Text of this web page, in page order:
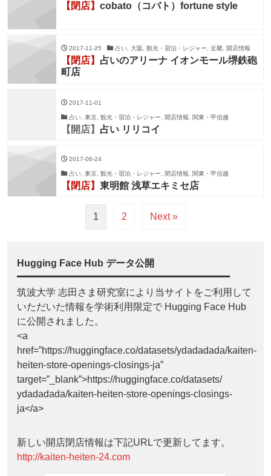
【閉店】 cobato（コバト）fortune style
2017-11-25 占い, 大阪, 観光・宿泊・レジャー, 近畿, 開店情報
【閉店】 占いのアリーナ イオンモール堺鉄砲
町店
2017-11-01
占い, 東京, 観光・宿泊・レジャー, 開店情報, 関東・甲信越
【開店】 占い リリコイ
2017-06-24
占い, 東京, 観光・宿泊・レジャー, 閉店情報, 関東・甲信越
【閉店】 東明館 浅草エキミセ店
1 2 Next »
Hugging Face Hub データ公開
筑波大学 志田さま研究室により当サイトをご利用して
いただいた情報を学術利用限定で Hugging Face Hub
に公開されました。
<a
href=”https://huggingface.co/datasets/ydadadada/kaiten-
heiten-store-openings-closings-ja”
target=”_blank”>https://huggingface.co/datasets/
ydadadada/kaiten-heiten-store-openings-closings-
ja</a>
新しい開店閉店情報は下記URLで更新してます。
http://kaiten-heiten-24.com